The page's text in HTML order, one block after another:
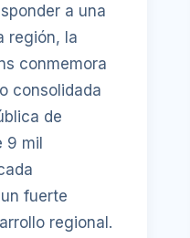
a una
región, la
conmemora
consolidada
de
9 mil
fuerte
regional.